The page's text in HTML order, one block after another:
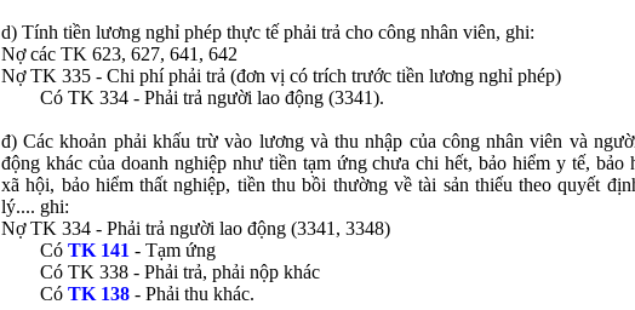
d) Tính tiền lương nghỉ phép thực tế phải trả cho công nhân viên, ghi:
Nợ các TK 623, 627, 641, 642
Nợ TK 335 - Chi phí phải trả (đơn vị có trích trước tiền lương nghỉ phép)
Có TK 334 - Phải trả người lao động (3341).
đ) Các khoản phải khấu trừ vào lương và thu nhập của công nhân viên và
động khác của doanh nghiệp như tiền tạm ứng chưa chi hết, bảo hiểm y tế, bảo
xã hội, bảo hiểm thất nghiệp, tiền thu bồi thường về tài sản thiếu theo quyết
lý.... ghi:
Nợ TK 334 - Phải trả người lao động (3341, 3348)
Có TK 141 - Tạm ứng
Có TK 338 - Phải trả, phải nộp khác
Có TK 138 - Phải thu khác.
Họ và tên *